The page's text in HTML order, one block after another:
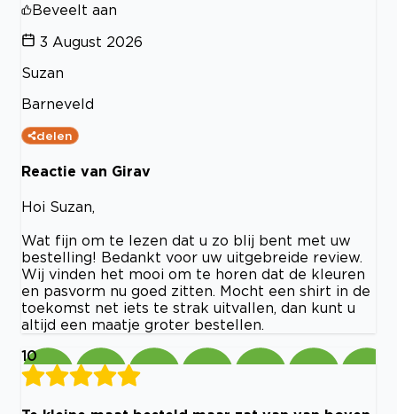
Beveelt aan
3 August 2026
Suzan
Barneveld
delen
Reactie van Girav
Hoi Suzan,
Wat fijn om te lezen dat u zo blij bent met uw
bestelling! Bedankt voor uw uitgebreide review.
Wij vinden het mooi om te horen dat de kleuren
en pasvorm nu goed zitten. Mocht een shirt in de
toekomst net iets te strak uitvallen, dan kunt u
altijd een maatje groter bestellen.
10